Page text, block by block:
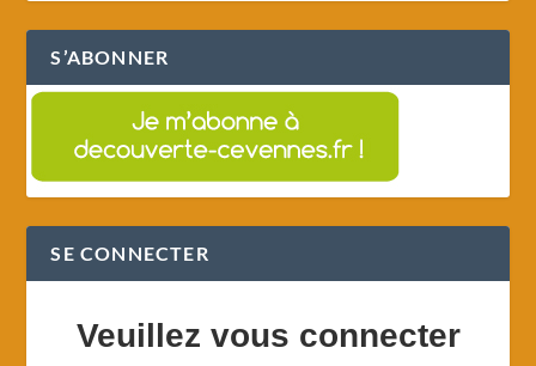
S’ABONNER
SE CONNECTER
Veuillez vous connecter